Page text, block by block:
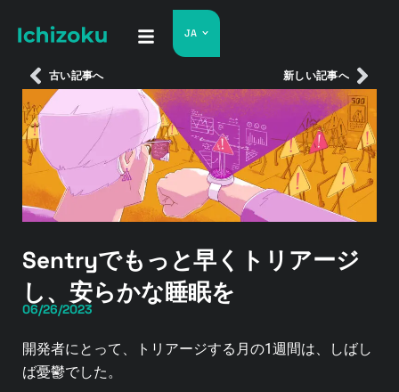
JA
古い記事へ 新しい記事へ
Sentryでもっと早くトリアージ
し、安らかな睡眠を
06/26/2023
開発者にとって、トリアージする月の1週間は、しばし
ば憂鬱でした。